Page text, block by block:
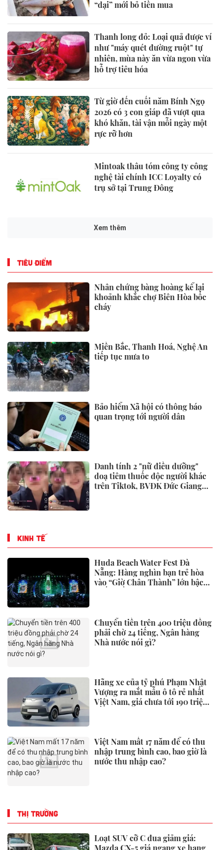
“dại” mới bỏ tiền mua
Thanh long đỏ: Loại quả được ví
như "máy quét đường ruột" tự
nhiên, mùa này ăn vừa ngon vừa
hỗ trợ tiêu hóa
Từ giờ đến cuối năm Bính Ngọ
2026 có 3 con giáp đã vượt qua
khó khăn, tài vận mỗi ngày một
rực rỡ hơn
Mintoak thâu tóm công ty công
nghệ tài chính ICC Loyalty có
trụ sở tại Trung Đông
Xem thêm
TIÊU ĐIỂM
Nhân chứng bàng hoàng kể lại
khoảnh khắc chợ Biên Hòa bốc
cháy
Miền Bắc, Thanh Hoá, Nghệ An
tiếp tục mưa to
Bảo hiểm Xã hội có thông báo
quan trọng tới người dân
Danh tính 2 "nữ điều dưỡng"
doạ tiêm thuốc độc người khác
trên Tiktok, BVĐK Đức Giang
KINH TẾ
Huda Beach Water Fest Đà
Nẵng: Hàng nghìn bạn trẻ hòa
vào “Giờ Chân Thành” lớn bậc
Chuyển tiền trên 400 triệu đồng
phải chờ 24 tiếng, Ngân hàng
Nhà nước nói gì?
Hãng xe của tỷ phú Phạm Nhật
Vượng ra mắt mẫu ô tô rẻ nhất
Việt Nam, giá chưa tới 190 triệu
Việt Nam mất 17 năm để có thu
nhập trung bình cao, bao giờ là
nước thu nhập cao?
THỊ TRƯỜNG
Loạt SUV cỡ C đua giảm giá: